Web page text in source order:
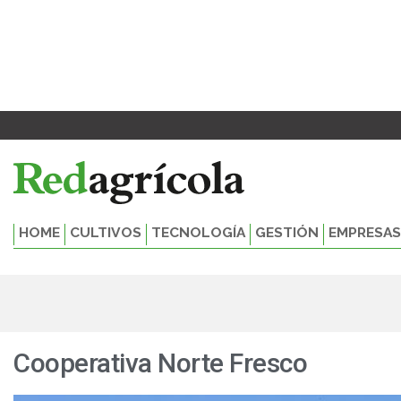
HOME CULTIVOS TECNOLOGÍA GESTIÓN EMPRESAS
Cooperativa Norte Fresco